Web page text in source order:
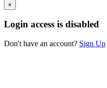
×
Login access is disabled
Don't have an account? Sign Up